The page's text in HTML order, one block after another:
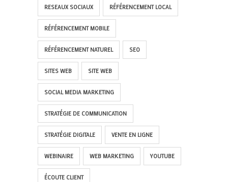
RESEAUX SOCIAUX RÉFÉRENCEMENT LOCAL
RÉFÉRENCEMENT MOBILE
RÉFÉRENCEMENT NATUREL SEO
SITES WEB SITE WEB
SOCIAL MEDIA MARKETING
STRATÉGIE DE COMMUNICATION
STRATÉGIE DIGITALE VENTE EN LIGNE
WEBINAIRE WEB MARKETING YOUTUBE
ÉCOUTE CLIENT